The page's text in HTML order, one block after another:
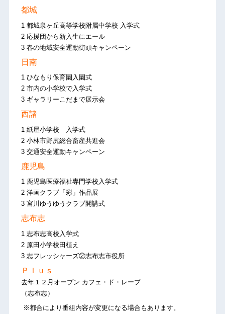
都城
1 都城泉ヶ丘高等学校附属中学校 入学式
2 応援団から新入生にエール
3 春の地域安全運動街頭キャンペーン
日南
1 ひなもり保育園入園式
2 市内の小学校で入学式
3 ギャラリーこだまで展示会
西諸
1 紙屋小学校 入学式
2 小林市野尻総合畜産共進会
3 交通安全運動キャンペーン
鹿児島
1 鹿児島医療福祉専門学校入学式
2 洋画クラブ「彩」作品展
3 宮川ゆうゆうクラブ開講式
志布志
1 志布志高校入学式
2 原田小学校田植え
3 志フレッシャーズ②志布志市役所
Ｐｌｕｓ
去年１２月オープン カフェ・ド・レープ
（志布志）
※都合により番組内容が変更になる場合もあります。